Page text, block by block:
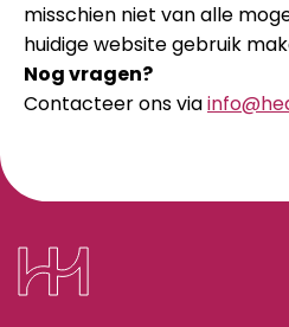
misschien niet van alle
huidige website gebruik
Nog vragen?
Contacteer ons via